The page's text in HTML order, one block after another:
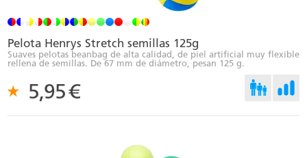
Pelota Henrys Stretch semillas 125g
Suaves pelotas beanbag de alta calidad, de piel artificial muy flexible
rellena de semillas. De 67 mm de diámetro, pesan 125 g.
5,95€